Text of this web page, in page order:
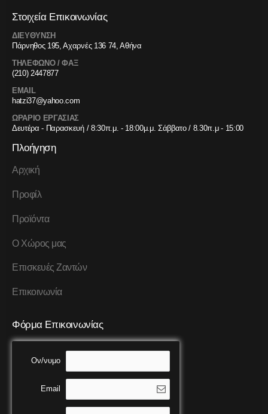
Στοιχεία Επικοινωνίας
ΔΙΕΥΘΥΝΣΗ
Πάρνηθος 195, Αχαρνές 136 74, Αθήνα
ΤΗΛΕΦΩΝΟ / ΦΑΞ
(210) 2447877
EMAIL
hatzi37@yahoo.com
ΩΡΑΡΙΟ ΕΡΓΑΣΙΑΣ
Δευτέρα - Παρασκευή / 8:30π.μ. - 18:00μ.μ. Σάββατο / 8.30π.μ - 15:00
Πλοήγηση
Αρχική
Προφίλ
Προϊόντα
Ο Χώρος μας
Επισκευές Ζαντών
Επικοινωνία
Φόρμα Επικοινωνίας
Ον/νυμο
Email